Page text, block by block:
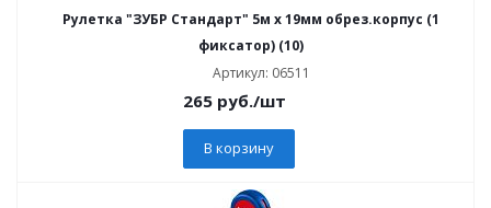
Рулетка "ЗУБР Стандарт" 5м х 19мм обрез.корпус (1
фиксатор) (10)
Артикул: 06511
265 руб./шт
В корзину